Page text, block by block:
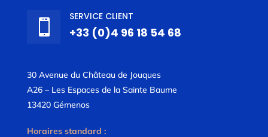

SERVICE CLIENT
+33 (0)4 96 18 54 68
30 Avenue du Château de Jouques
A26 – Les Espaces de la Sainte Baume
13420 Gémenos
Horaires standard :